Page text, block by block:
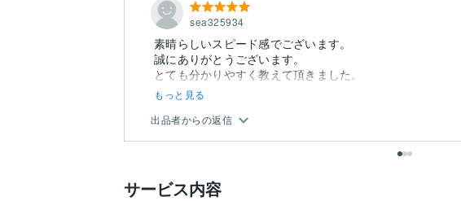
sea325934
素晴らしいスピード感でございます。
誠にありがとうございます。
とても分かりやすく教えて頂きました。
もっと見る
出品者からの返信
サービス内容